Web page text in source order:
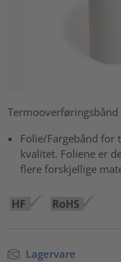
Folie/Fargebånd for
kvalitet. Foliene er
flere forskjellige
Lagervare